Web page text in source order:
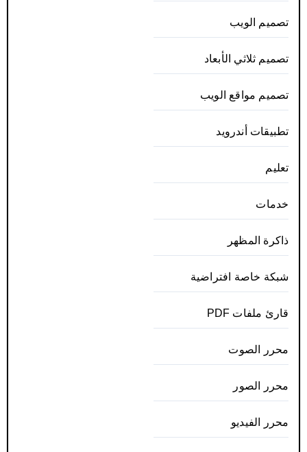
تصميم الويب
تصميم ثلاثي الأبعاد
تصميم مواقع الويب
تطبيقات أندرويد
تعليم
خدمات
ذاكرة المظهر
شبكة خاصة افتراضية
قارئ ملفات PDF
محرر الصوت
محرر الصور
محرر الفيديو